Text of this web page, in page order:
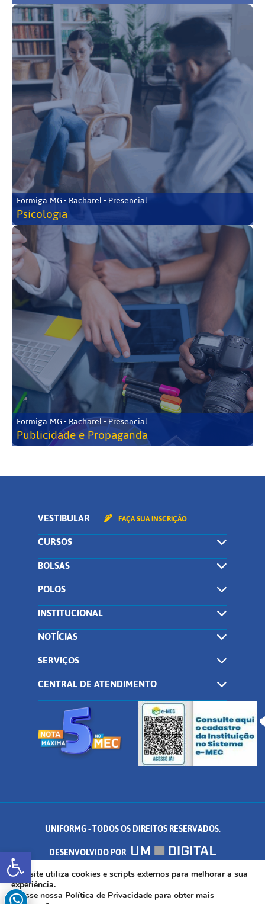
Abrir a barra de ferramentas
Formiga-MG • Bacharel • Presencial
Psicologia
Formiga-MG • Bacharel • Presencial
Publicidade e Propaganda
VESTIBULAR FAÇA SUA INSCRIÇÃO
CURSOS
BOLSAS
POLOS
INSTITUCIONAL
NOTÍCIAS
SERVIÇOS
CENTRAL DE ATENDIMENTO
UNIFORMG - TODOS OS DIREITOS RESERVADOS.
DESENVOLVIDO POR
AV. DR. ARNALDO DE SENNA, 328 - PALMEIRAS, FORMIGA/MG - CEP:
35.574.530
Este site utiliza cookies e scripts externos para melhorar a sua
experiência.
Acesse nossa Política de Privacidade para obter mais